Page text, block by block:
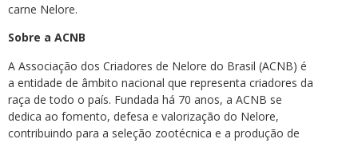
carne Nelore.
Sobre a ACNB
A Associação dos Criadores de Nelore do Brasil (ACNB) é
a entidade de âmbito nacional que representa criadores da
raça de todo o país. Fundada há 70 anos, a ACNB se
dedica ao fomento, defesa e valorização do Nelore,
contribuindo para a seleção zootécnica e a produção de